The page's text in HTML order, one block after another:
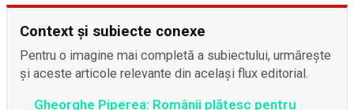
Context și subiecte conexe
Pentru o imagine mai completă a subiectului, urmărește
și aceste articole relevante din același flux editorial.
Gheorghe Piperea: Românii plătesc pentru